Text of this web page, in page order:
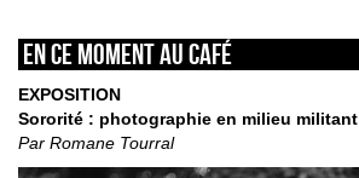
En ce moment au café
EXPOSITION
Sororité : photographie en milieu militant
Par Romane Tourral